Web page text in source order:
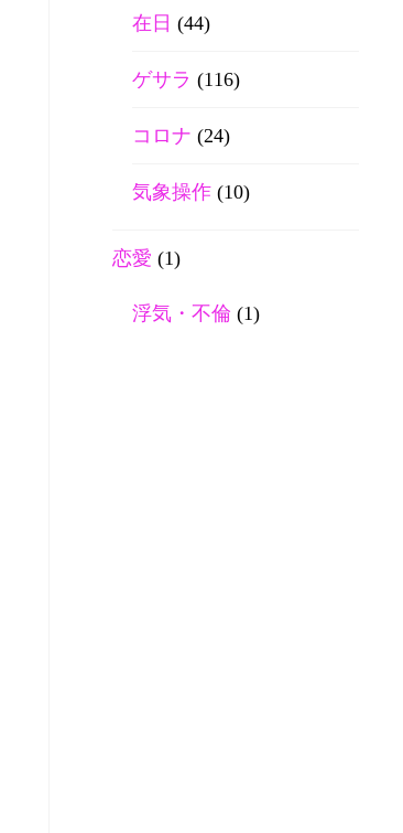
在日 (44)
ゲサラ (116)
コロナ (24)
気象操作 (10)
恋愛 (1)
浮気・不倫 (1)